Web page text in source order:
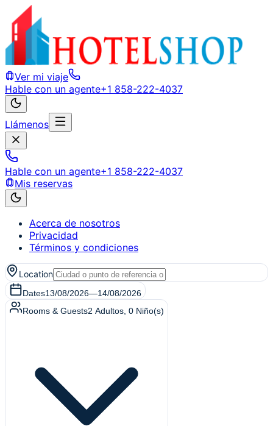
Ver mi viaje
Hable con un agente+1 858-222-4037
Llámenos
Hable con un agente+1 858-222-4037
Mis reservas
Acerca de nosotros
Privacidad
Términos y condiciones
Location
Dates13/08/2026—14/08/2026
Rooms & Guests2 Adultos 0 Niño(s)